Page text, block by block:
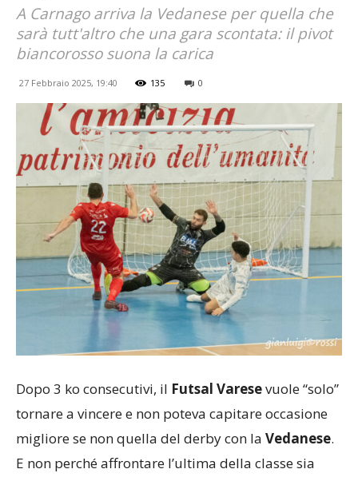
A Carnago arriva la Vedanese per quella che
sarà tutt'altro che una gara scontata: il pivot
biancorosso suona la carica
27 Febbraio 2025, 19:40 135 0
Dopo 3 ko consecutivi, il Futsal Varesevuole “solo”
tornare a vincere e non poteva capitare occasione
migliore se non quella del derby con la Vedanese.
E non perché affrontare l’ultima della classe sia